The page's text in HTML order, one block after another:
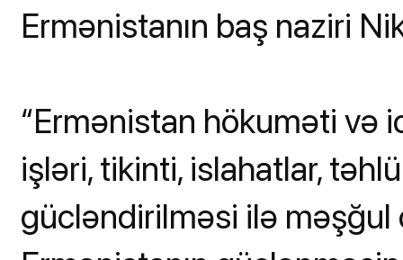
Ermənistanın baş naziri
“Ermənistan hökuməti və
işləri, tikinti, islahatlar,
gücləndirilməsi ilə məşğul